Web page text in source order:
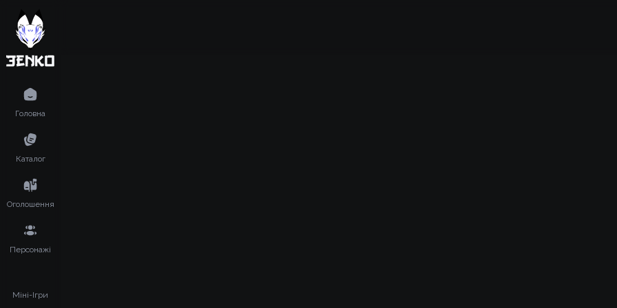
Головна
Каталог
Оголошення
Персонажі
Міні-Ігри